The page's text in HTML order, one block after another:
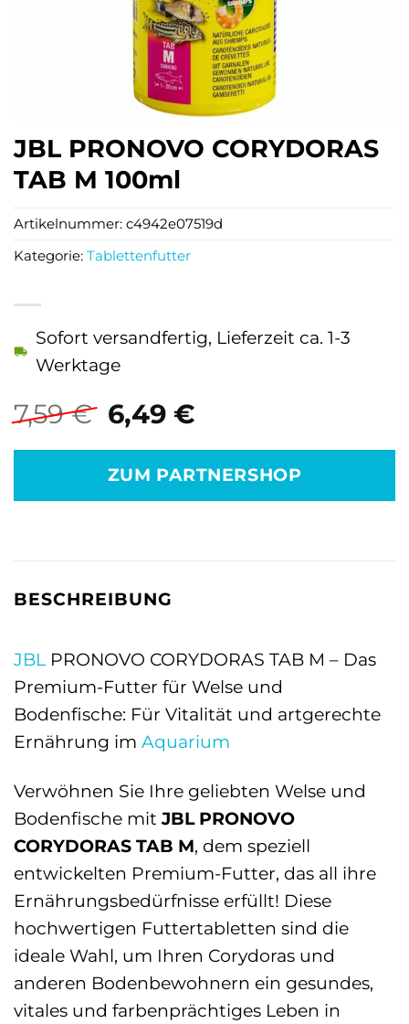
JBL PRONOVO CORYDORAS
TAB M 100ml
7,59€ Ursprünglicher
Preis
war:
7,59 €
6,49 €Aktueller
ist:
6,49 €.
Sofort versandfertig, Lieferzeit ca. 1-3
Werktage
ZUM PARTNERSHOP
Artikelnummer: c4942e07519d
Kategorie: Tablettenfutter
BESCHREIBUNG
JBL PRONOVO CORYDORAS TAB M – Das
Premium-Futter für Welse und
Bodenfische: Für Vitalität und artgerechte
Ernährung im Aquarium
Verwöhnen Sie Ihre geliebten Welse und
Bodenfische mitJBL PRONOVO
CORYDORAS TAB M, dem speziell
entwickelten Premium-Futter, das all ihre
Ernährungsbedürfnisse erfüllt! Diese
hochwertigen Futtertabletten sind die
ideale Wahl, um Ihren Corydoras und
anderen Bodenbewohnern ein gesundes,
vitales und farbenprächtiges Leben in